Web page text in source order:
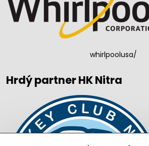
whirlpoolusa/
Hrdý partner HK Nitra